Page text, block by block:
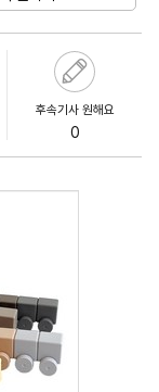
후속기사 원해요
0